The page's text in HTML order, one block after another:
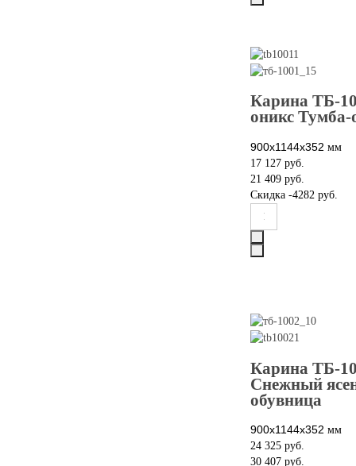
Карина ТБ-
оникс Тумба-
900x1144х352 мм
17 127 руб.
21 409 руб.
Скидка -4282 руб.
Карина ТБ-
Снежный
обувница
900x1144х352 мм
24 325 руб.
30 407 руб.